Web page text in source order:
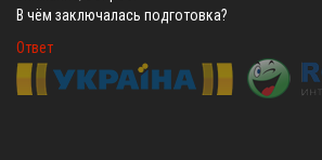
В чём заключалась подготовка?
Ответ